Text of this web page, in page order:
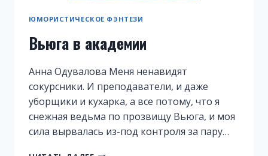
ЮМОРИСТИЧЕСКОЕ ФЭНТЕЗИ
Вьюга в академии
Анна Одувалова Меня ненавидят
сокурсники. И преподаватели, и даже
уборщики и кухарка, а все потому, что я
снежная ведьма по прозвищу Вьюга, и моя
сила вырвалась из-под контроля за пару…